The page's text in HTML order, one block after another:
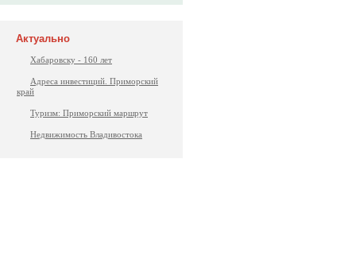
Актуально
Хабаровску - 160 лет
Адреса инвестиций. Приморский
край
Туризм: Приморский маршрут
Недвижимость Владивостока